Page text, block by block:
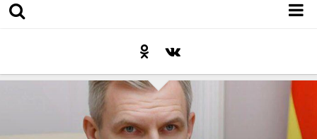
Послесловие к празднику